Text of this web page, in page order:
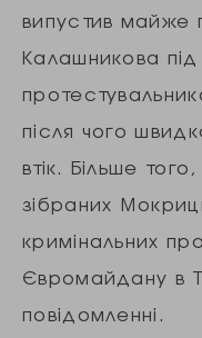
випустив майже
Калашникова під
після чого
втік. Більше
зібраних
кримінальних
Євромайдану в
повідомленні.